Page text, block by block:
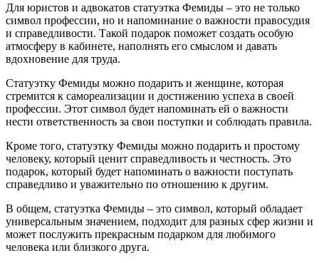
Для юристов и адвокатов статуэтка Фемиды – это не только
символ профессии, но и напоминание о важности правосудия
и справедливости. Такой подарок поможет создать особую
атмосферу в кабинете, наполнять его смыслом и давать
вдохновение для труда.
Статуэтку Фемиды можно подарить и женщине, которая
стремится к самореализации и достижению успеха в своей
профессии. Этот символ будет напоминать ей о важности
нести ответственность за свои поступки и соблюдать правила.
Кроме того, статуэтку Фемиды можно подарить и простому
человеку, который ценит справедливость и честность. Это
подарок, который будет напоминать о важности поступать
справедливо и уважительно по отношению к другим.
В общем, статуэтка Фемиды – это символ, который обладает
универсальным значением, подходит для разных сфер жизни и
может послужить прекрасным подарком для любимого
человека или близкого друга.